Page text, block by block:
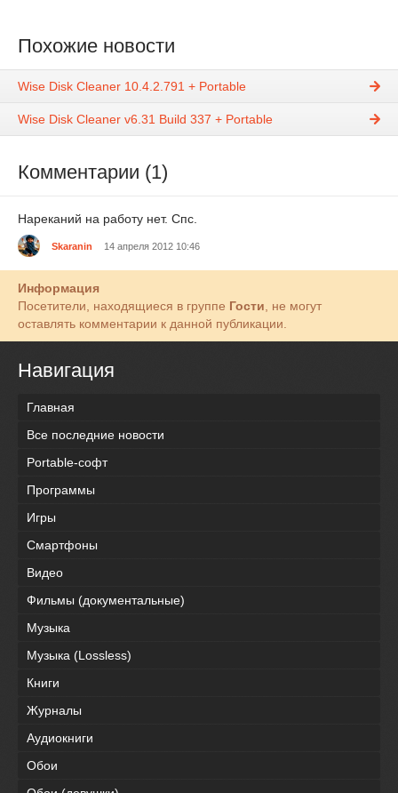
Похожие новости
Wise Disk Cleaner 10.4.2.791 + Portable
Wise Disk Cleaner v6.31 Build 337 + Portable
Комментарии (1)
Нареканий на работу нет. Спс.
Skaranin 14 апреля 2012 10:46
Информация
Посетители, находящиеся в группе Гости , не могут
оставлять комментарии к данной публикации.
Навигация
Главная
Все последние новости
Portable-софт
Программы
Игры
Смартфоны
Видео
Фильмы (документальные)
Музыка
Музыка (Lossless)
Книги
Журналы
Аудиокниги
Обои